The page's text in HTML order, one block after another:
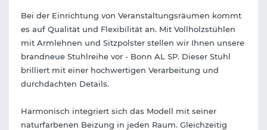
Bei der Einrichtung von Veranstaltungsräumen kommt
es auf Qualität und Flexibilität an. Mit Vollholzstühlen
mit Armlehnen und Sitzpolster stellen wir Ihnen unsere
brandneue Stuhlreihe vor - Bonn AL SP. Dieser Stuhl
brilliert mit einer hochwertigen Verarbeitung und
durchdachten Details.
Harmonisch integriert sich das Modell mit seiner
naturfarbenen Beizung in jeden Raum. Gleichzeitig